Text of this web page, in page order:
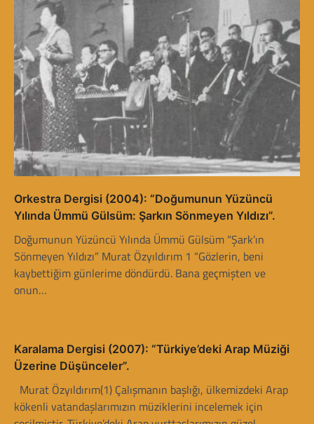
Orkestra Dergisi (2004): “Doğumunun Yüzüncü
Yılında Ümmü Gülsüm: Şarkın Sönmeyen Yıldızı”.
Doğumunun Yüzüncü Yılında Ümmü Gülsüm “Şark’ın
Sönmeyen Yıldızı” Murat Özyıldırım 1 “Gözlerin, beni
kaybettiğim günlerime döndürdü. Bana geçmişten ve
onun…
Karalama Dergisi (2007): “Türkiye’deki Arap Müziği
Üzerine Düşünceler”.
Murat Özyıldırım(1) Çalışmanın başlığı, ülkemizdeki Arap
kökenli vatandaşlarımızın müziklerini incelemek için